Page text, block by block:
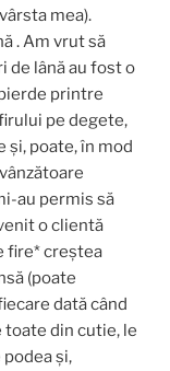
mea).
. Am vrut să
de lână au fost o
printre
pe degete,
poate, în mod
au permis să
o clientă
fire* creștea
(poate
dată când
toate din cutie, le
și,